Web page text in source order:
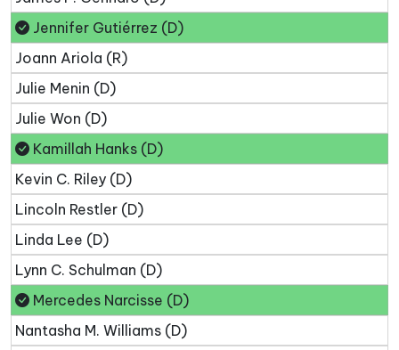
Jennifer Gutiérrez (D)
Joann Ariola (R)
Julie Menin (D)
Julie Won (D)
Kamillah Hanks (D)
Kevin C. Riley (D)
Lincoln Restler (D)
Linda Lee (D)
Lynn C. Schulman (D)
Mercedes Narcisse (D)
Nantasha M. Williams (D)